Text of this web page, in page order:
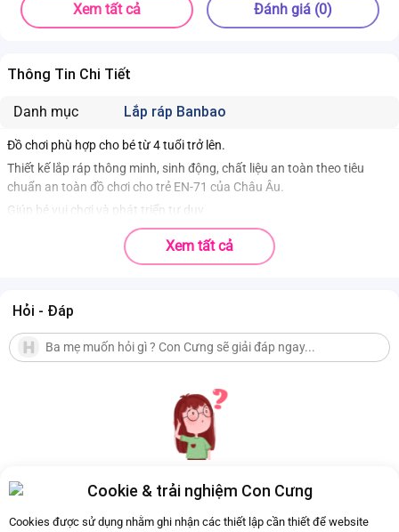
Xem tất cả Đánh giá (0)
Thông Tin Chi Tiết
Danh mục Lắp ráp Banbao
Đồ chơi phù hợp cho bé từ 4 tuổi trở lên.
Thiết kế lắp ráp thông minh, sinh động, chất liệu an toàn theo tiêu
chuẩn an toàn đồ chơi cho trẻ EN-71 của Châu Âu.
Giúp bé vui chơi và phát triển tư duy.
Xem tất cả
Hỏi - Đáp
Hiện chưa có Hỏi - Đáp nào
Cookie & trải nghiệm Con Cưng
Cookies được sử dụng nhằm ghi nhận các thiết lập cần thiết để website